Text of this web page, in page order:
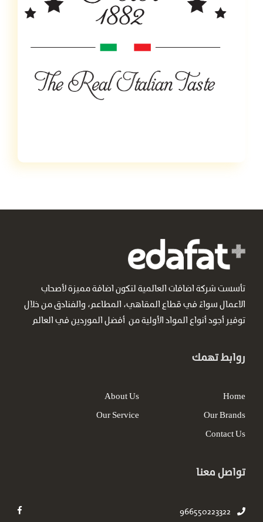
تأسست شركة اضافات العالمية لتكون اضافة مميزة لأصحاب
الاعمال سواءً في قطاع المقاهي، المطاعم، والفنادق من خلال
توفير أجود أنواع المواد الأولية من أفضل الموردين في العالم
روابط تهمك
Home
About Us
Our Brands
Our Service
Contact Us
تواصل معنا
966550223322